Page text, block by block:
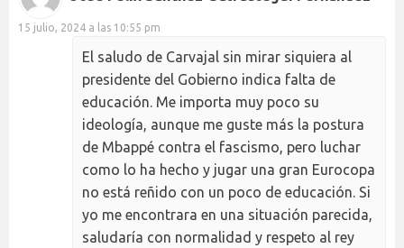
15 julio, 2024 a las 10:55 pm
El saludo de Carvajal sin mirar siquiera al
presidente del Gobierno indica falta de
educación. Me importa muy poco su
ideología, aunque me guste más la postura
de Mbappé contra el fascismo, pero luchar
como lo ha hecho y jugar una gran Eurocopa
no está reñido con un poco de educación. Si
yo me encontrara en una situación parecida,
saludaría con normalidad y respeto al rey